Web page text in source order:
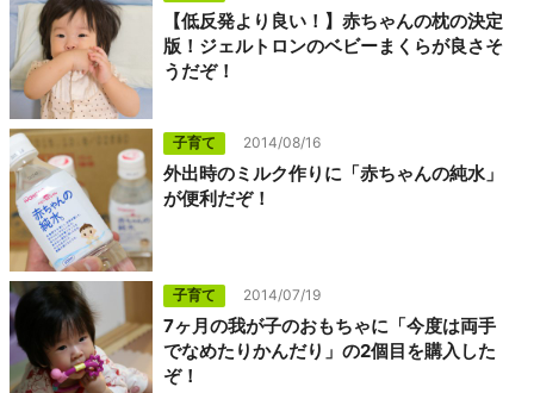
【低反発より良い！】赤ちゃんの枕の決定
版！ジェルトロンのベビーまくらが良さそ
うだぞ！
子育て 2014/08/16
外出時のミルク作りに「赤ちゃんの純水」
が便利だぞ！
子育て 2014/07/19
7ヶ月の我が子のおもちゃに「今度は両手
でなめたりかんだり」の2個目を購入した
ぞ！